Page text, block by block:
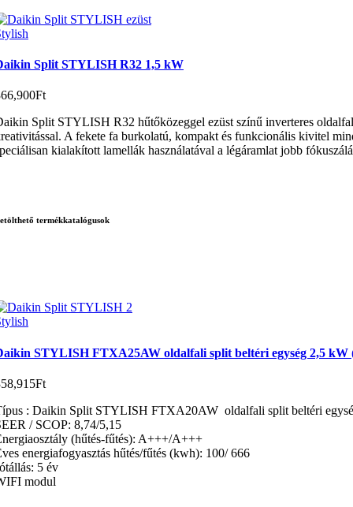
Split STYLISH R32 1,5 kW
Ft
Split STYLISH R32 hűtőközeggel ezüst színű inverteres
A fekete fa burkolatú, kompakt és funkcionális kivitel
kialakított lamellák használatával a légáramlat jobb
termékkatalógusok
STYLISH FTXA25AW oldalfali split beltéri egység 2,5 kW
Ft
: Daikin Split STYLISH FTXA20AW oldalfali split beltéri
/ SCOP: 8,74/5,15
(hűtés-fűtés): A+++/A+++
energiafogyasztás hűtés/fűtés (kwh): 100/ 666
5 év
modul